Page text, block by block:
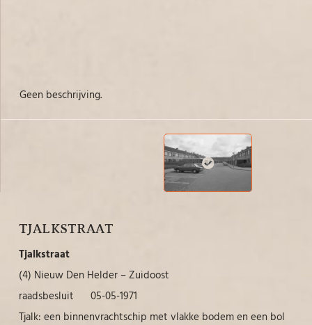
TJALKSTRAAT
Tjalkstraat
(4) Nieuw Den Helder – Zuidoost
raadsbesluit 05-05-1971
Tjalk: een binnenvrachtschip met vlakke bodem en een bol
Geen beschrijving.